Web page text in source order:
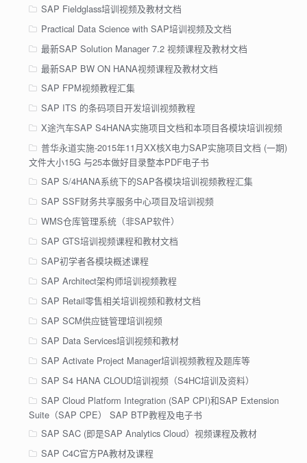
SAP Fieldglass培训视频及教材文档
Practical Data Science with SAP培训视频及文档
最新SAP Solution Manager 7.2 视频课程及教材文档
最新SAP BW ON HANA视频课程及教材文档
SAP FPM视频教程汇集
SAP ITS 的条码项目开发培训视频教程
X途汽车SAP S4HANA实施项目文档和本项目各模块培训视频
普华永道实施-2015年11月XX核X电力SAP实施项目文档 (一期)
文件大小15G 与25本做好目录整本PDF电子书
SAP S/4HANA系统下的SAP各模块培训视频教程汇集
SAP SSF财务共享服务中心项目及培训视频
WMS仓库管理系统（非SAP软件）
SAP GTS培训视频课程和教材文档
SAP初学者各模块概述课程
SAP Architect架构师培训视频教程
SAP Retail零售相关培训视频和教材文档
SAP SCM供应链管理培训视频
SAP Data Services培训视频和教材
SAP Activate Project Manager培训视频教程及题库等
SAP S4 HANA CLOUD培训视频（S4HC培训及资料）
SAP Cloud Platform Integration (SAP CPI)和SAP Extension
Suite（SAP CPE） SAP BTP教程及电子书
SAP SAC (即是SAP Analytics Cloud）视频课程及教材
SAP C4C官方PA教材及课程